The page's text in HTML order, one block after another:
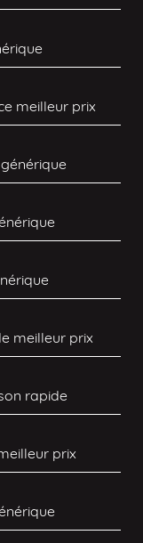
meilleur prix
meilleur prix
rapide
prix